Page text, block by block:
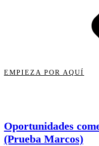
EMPIEZA POR AQUÍ
Oportunidades
(Prueba Marcos)